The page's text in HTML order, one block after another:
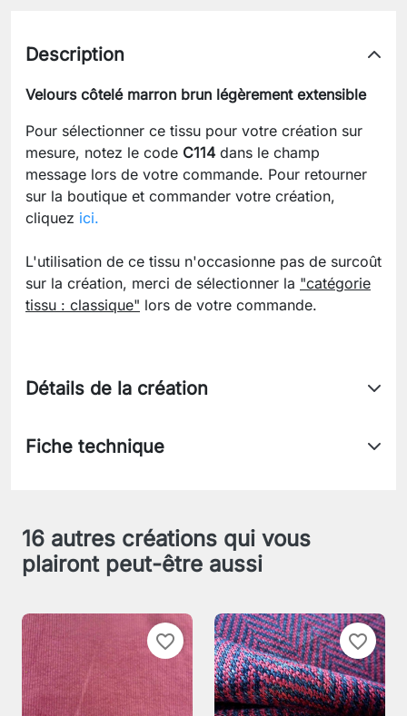
Description
Velours côtelé marron brun légèrement extensible
Pour sélectionner ce tissu pour votre création sur
mesure, notez le code C114 dans le champ
message lors de votre commande. Pour retourner
sur la boutique et commander votre création,
cliquez ici.
L'utilisation de ce tissu n'occasionne pas de surcoût
sur la création, merci de sélectionner la "catégorie
tissu : classique" lors de votre commande.
Détails de la création
Fiche technique
16 autres créations qui vous
plairont peut-être aussi
favorite_border favorite_border